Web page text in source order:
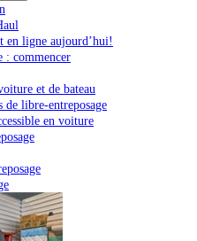
en ligne aujourd’hui!
: commencer
et de bateau
de libre-entreposage
en voiture